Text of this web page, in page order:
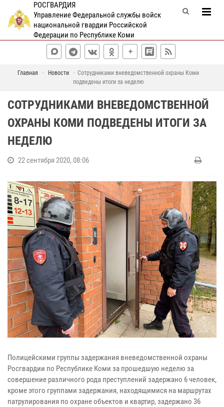
РОСГВАРДИЯ
Управление Федеральной службы войск
национальной гвардии Российской
Федерации по Республике Коми
Главная Новости
Сотрудниками вневедомственной охраны Коми
подведены итоги за неделю
СОТРУДНИКАМИ ВНЕВЕДОМСТВЕННОЙ
ОХРАНЫ КОМИ ПОДВЕДЕНЫ ИТОГИ ЗА
НЕДЕЛЮ
22 сентября 2020, 08:06
Полицейскими группы задержания вневедомственной охраны
Росгвардии по Республике Коми за прошедшую неделю за
совершение различного рода преступлений задержано 6 человек,
кроме этого группами задержания, находящимися на маршрутах
патрулирования по охране объектов и квартир, задержано 36